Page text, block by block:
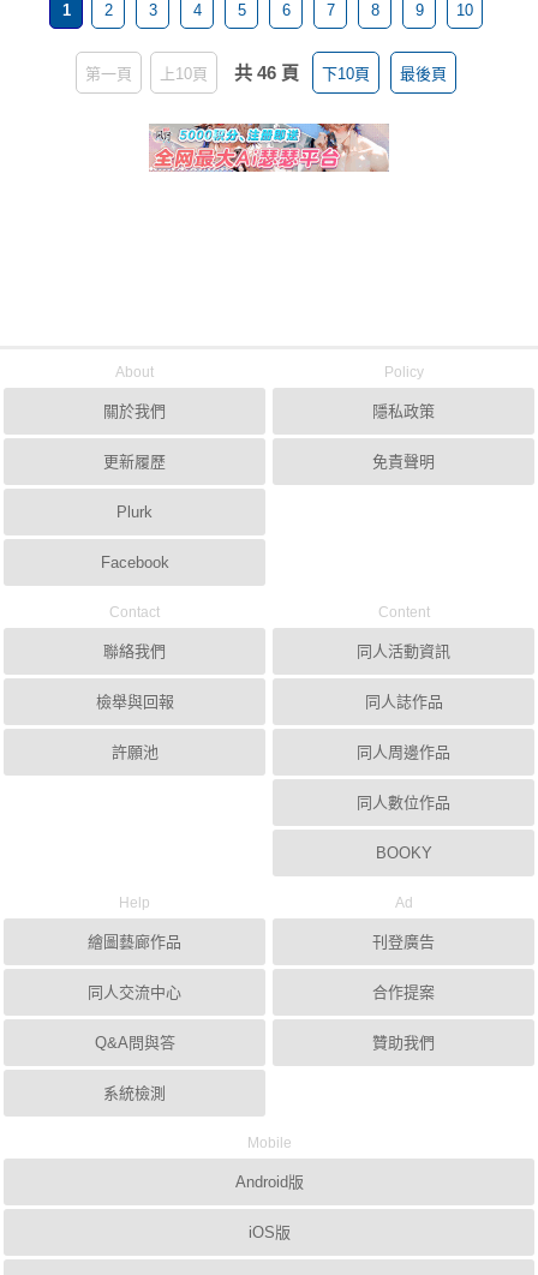
1 2 3 4 5 6 7 8 9 10
第一頁 上10頁 共 46 頁 下10頁 最後頁
About
關於我們
更新履歷
Plurk
Facebook
Policy
隱私政策
免責聲明
Contact
聯絡我們
檢舉與回報
許願池
Content
同人活動資訊
同人誌作品
同人周邊作品
同人數位作品
BOOKY
Help
繪圖藝廊作品
同人交流中心
Q&A問與答
系統檢測
Ad
刊登廣告
合作提案
贊助我們
Mobile
Android版
iOS版